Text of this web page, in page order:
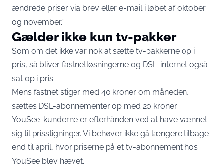
ændrede priser via brev eller e-mail i løbet af oktober
og november.”
Gælder ikke kun tv-pakker
Som om det ikke var nok at sætte tv-pakkerne op i
pris, så bliver fastnetløsningerne og DSL-internet også
sat op i pris.
Mens fastnet stiger med 40 kroner om måneden,
sættes DSL-abonnementer op med 20 kroner.
YouSee-kunderne er efterhånden ved at have vænnet
sig til prisstigninger. Vi behøver ikke gå længere tilbage
end til april, hvor priserne på et tv-abonnement hos
YouSee blev hævet.